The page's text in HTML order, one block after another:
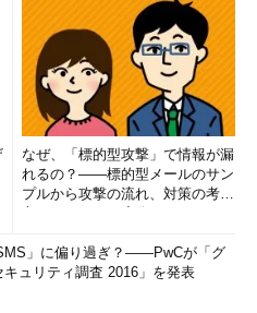
なぜ、「標的型攻撃」で情報が漏
れるの？――標的型メールのサン
プルから攻撃の流れ、対策の考え
」に偏り過ぎ？――PwCが「グ
キュリティ調査 2016」を発表